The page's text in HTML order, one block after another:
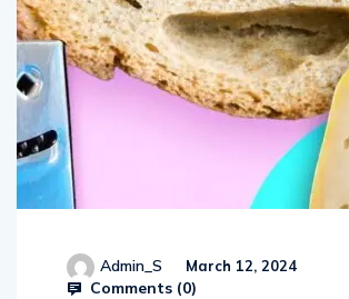
Admin_S March 12, 2024
Comments (0)